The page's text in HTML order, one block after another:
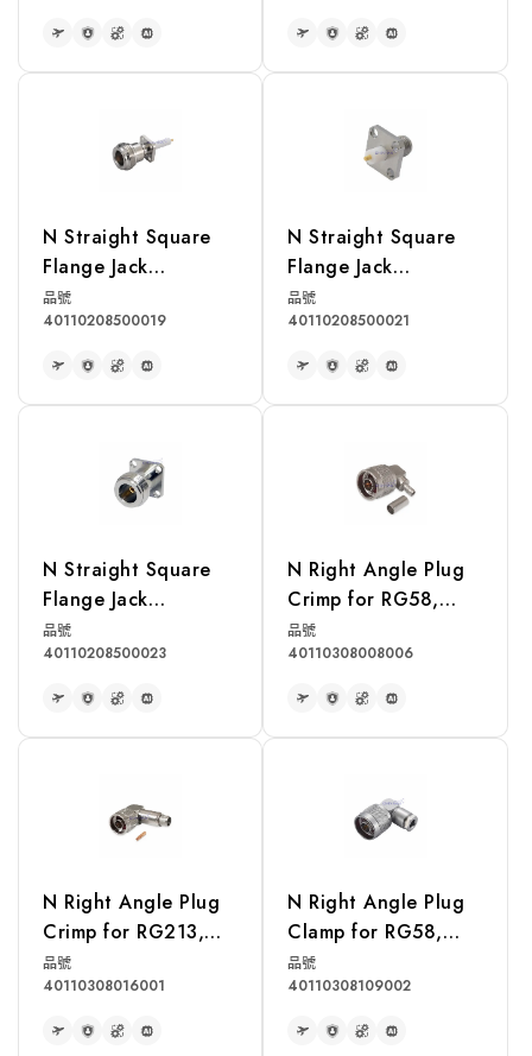
N Straight Square
Flange Jack
Receptacle
品號
40110208500019
N Straight Square
Flange Jack
Receptacle
品號
40110208500021
N Straight Square
Flange Jack
Receptacle
品號
40110208500023
N Right Angle Plug
Crimp for RG58,
LMR195 Cable
品號
40110308008006
N Right Angle Plug
Crimp for RG213,
RG214, RG393
Cable
品號
40110308016001
N Right Angle Plug
Clamp for RG58,
RG142, RG400,
LMR195 Cable
品號
40110308109002